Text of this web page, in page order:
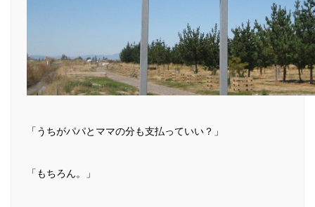
「うちがパパとママの分も支払っていい？」
「もちろん。」